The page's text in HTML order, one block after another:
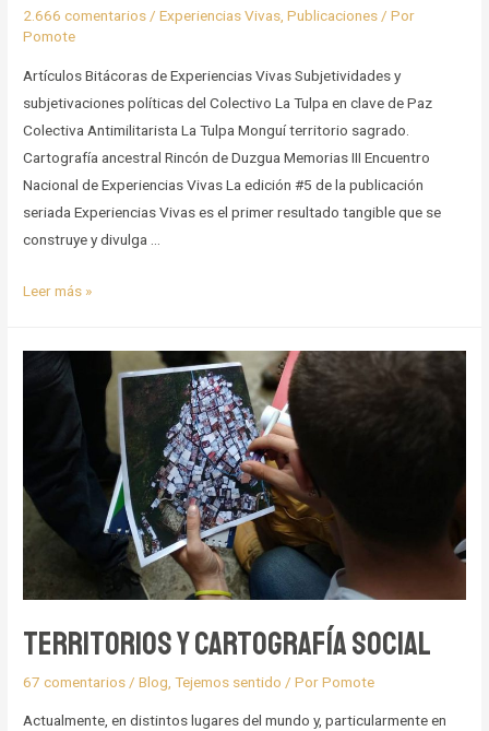
2.666 comentarios/Experiencias Vivas,Publicaciones/ Por
Pomote
Artículos Bitácoras de Experiencias Vivas Subjetividades y
subjetivaciones políticas del Colectivo La Tulpa en clave de Paz
Colectiva Antimilitarista La Tulpa Monguí territorio sagrado.
Cartografía ancestral Rincón de Duzgua Memorias III Encuentro
Nacional de Experiencias Vivas La edición #5 de la publicación
seriada Experiencias Vivas es el primer resultado tangible que se
construye y divulga …
Un
montaña
Leer más »
Territorios y cartografía social
67 comentarios /Blog ,Tejemos sentido / PorPomote
Actualmente, en distintos lugares del mundo y, particularmente en